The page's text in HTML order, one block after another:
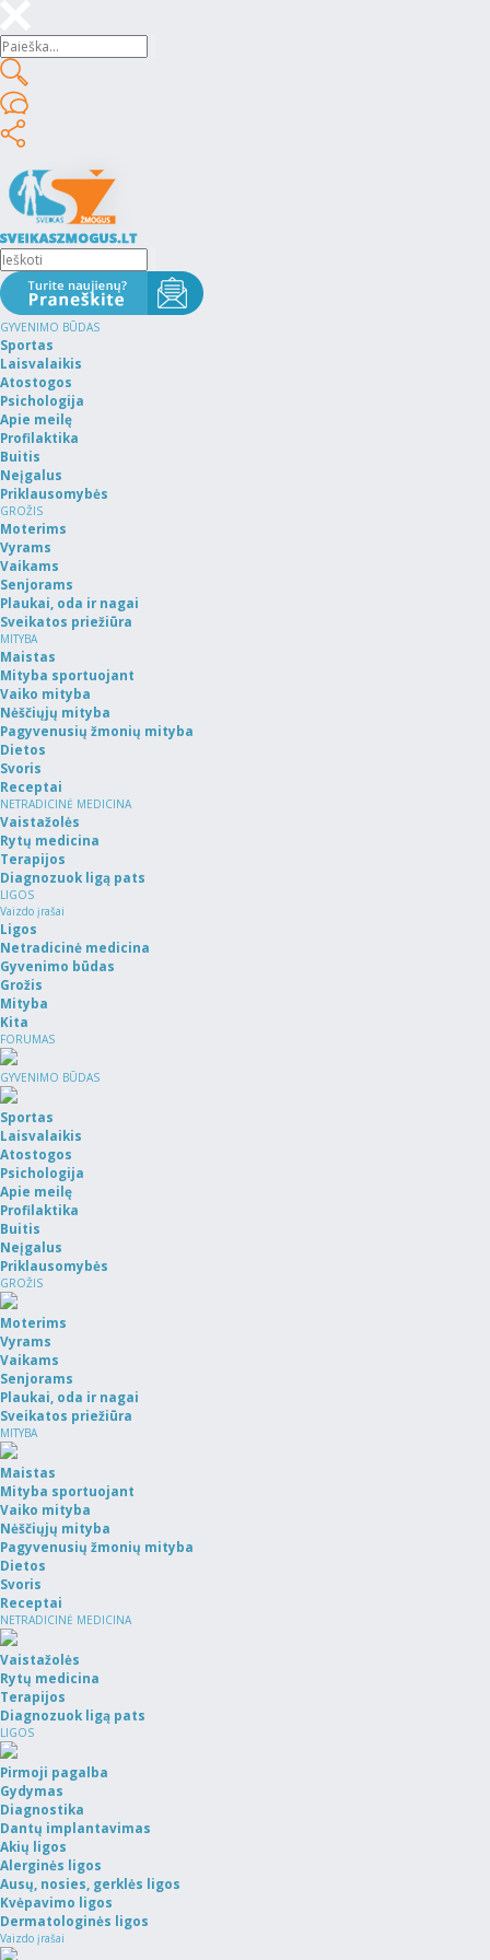
GYVENIMO BŪDAS
Sportas
Laisvalaikis
Atostogos
Psichologija
Apie meilę
Profilaktika
Buitis
Neįgalus
Priklausomybės
GROŽIS
Moterims
Vyrams
Vaikams
Senjorams
Plaukai, oda ir nagai
Sveikatos priežiūra
MITYBA
Maistas
Mityba sportuojant
Vaiko mityba
Nėščiųjų mityba
Pagyvenusių žmonių mityba
Dietos
Svoris
Receptai
NETRADICINĖ MEDICINA
Vaistažolės
Rytų medicina
Terapijos
Diagnozuok ligą pats
LIGOS
Vaizdo įrašai
Ligos
Netradicinė medicina
Gyvenimo būdas
Grožis
Mityba
Kita
FORUMAS
GYVENIMO BŪDAS
Sportas
Laisvalaikis
Atostogos
Psichologija
Apie meilę
Profilaktika
Buitis
Neįgalus
Priklausomybės
GROŽIS
Moterims
Vyrams
Vaikams
Senjorams
Plaukai, oda ir nagai
Sveikatos priežiūra
MITYBA
Maistas
Mityba sportuojant
Vaiko mityba
Nėščiųjų mityba
Pagyvenusių žmonių mityba
Dietos
Svoris
Receptai
NETRADICINĖ MEDICINA
Vaistažolės
Rytų medicina
Terapijos
Diagnozuok ligą pats
LIGOS
Pirmoji pagalba
Gydymas
Diagnostika
Dantų implantavimas
Akių ligos
Alerginės ligos
Ausų, nosies, gerklės ligos
Kvėpavimo ligos
Dermatologinės ligos
Vaizdo įrašai